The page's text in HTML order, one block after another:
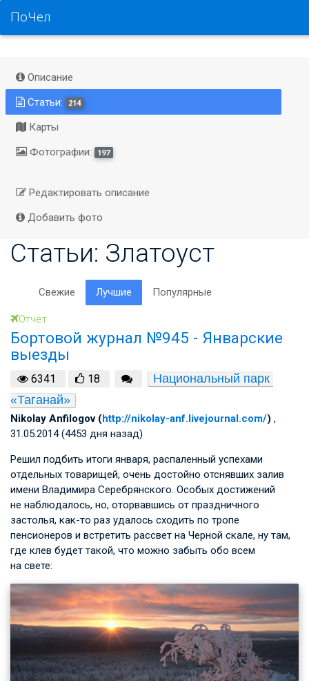
ПоЧел
Описание
Статьи:
214
Карты
Фотографии:
197
Редактировать описание
Добавить фото
Статьи: Златоуст
Свежие Лучшие Популярные
Отчет
Бортовой журнал №945 - Январские
выезды
6341 18
Национальный парк
«Таганай»
Nikolay Anfilogov (http://nikolay-anf.livejournal.com/) ,
31.05.2014 (4453 дня назад)
Решил подбить итоги января, распаленный успехами
отдельных товарищей, очень достойно отснявших залив
имени Владимира Серебрянского. Особых достижений
не наблюдалось, но, оторвавшись от праздничного
застолья, как-то раз удалось сходить по тропе
пенсионеров и встретить рассвет на Черной скале, ну там,
где клев будет такой, что можно забыть обо всем
на свете: